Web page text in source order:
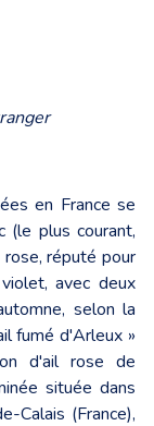
en France se
(le plus courant,
réputé pour
avec deux
selon la
fumé d'Arleux »
d'ail rose de
située dans
Calais (France),